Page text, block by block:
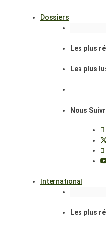
Dossiers
Les plus
Les plus
Nous
International
Les plus